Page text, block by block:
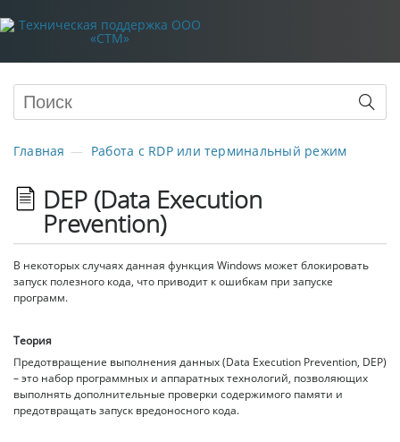
Главная Работа с RDP или терминальный режим
DEP (Data Execution
Prevention)
В некоторых случаях данная функция Windows может блокировать
запуск полезного кода, что приводит к ошибкам при запуске
программ.
Теория
Предотвращение выполнения данных (Data Execution Prevention, DEP)
– это набор программных и аппаратных технологий, позволяющих
выполнять дополнительные проверки содержимого памяти и
предотвращать запуск вредоносного кода.